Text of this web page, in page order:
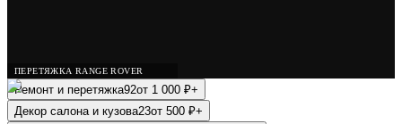
ПЕРЕТЯЖКА RANGE ROVER
Ремонт и перетяжка92от 1 000 ₽+
Декор салона и кузова23от 500 ₽+